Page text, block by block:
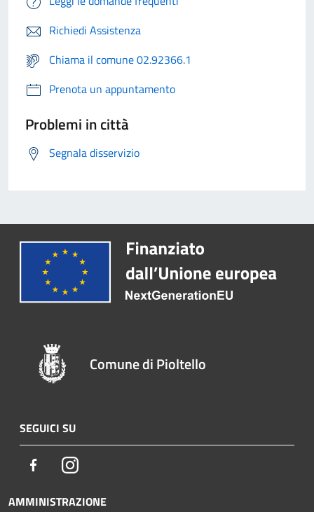
Richiedi Assistenza
Chiama il comune 02.92366.1
Prenota un appuntamento
Problemi in città
Segnala disservizio
Comune di Pioltello
SEGUICI SU
FacebookInstagram
AMMINISTRAZIONE